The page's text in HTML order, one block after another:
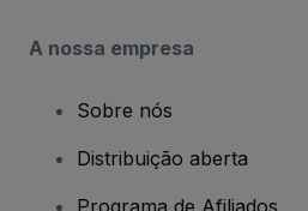
A nossa empresa
Sobre nós
Distribuição aberta
Programa de Afiliados